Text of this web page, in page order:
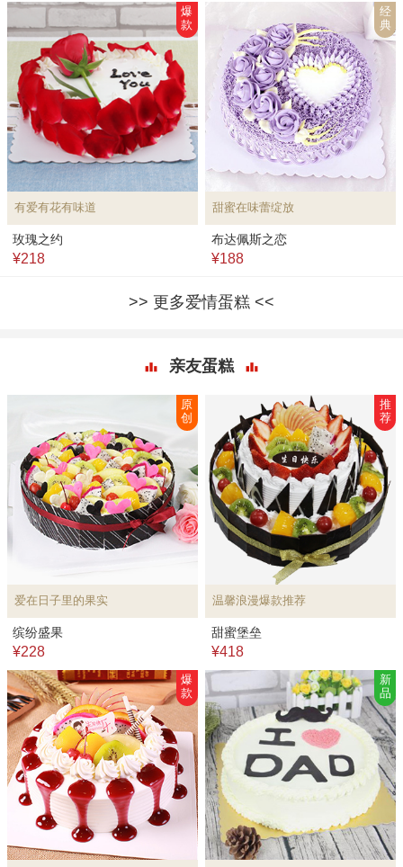
有爱有花有味道
爆
款
玫瑰之约
¥218
甜蜜在味蕾绽放
经
典
布达佩斯之恋
¥188
更多爱情蛋糕
亲友蛋糕
爱在日子里的果实
原
创
缤纷盛果
¥228
温馨浪漫爆款推荐
推
荐
甜蜜堡垒
¥418
爆
款
新
品